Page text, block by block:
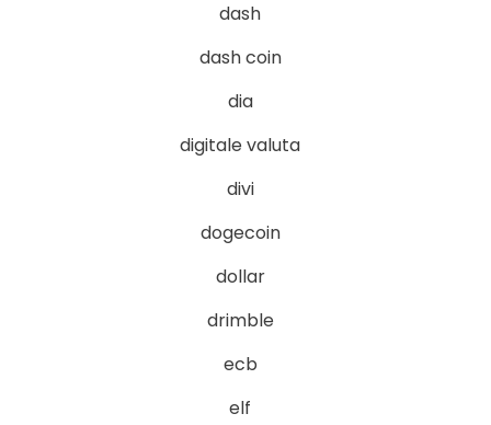
dash
dash coin
dia
digitale valuta
divi
dogecoin
dollar
drimble
ecb
elf